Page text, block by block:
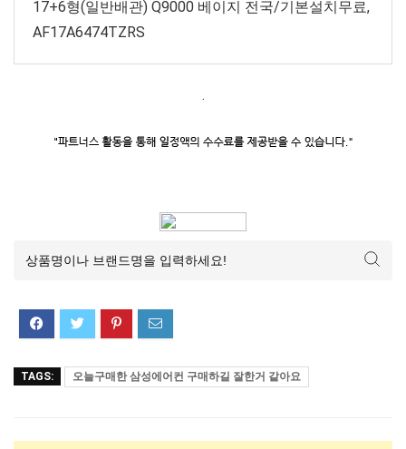
17+6형(일반배관) Q9000 베이지 전국/기본설치무료,
AF17A6474TZRS
.
TAGS: 오늘구매한 삼성에어컨 구매하길 잘한거 같아요